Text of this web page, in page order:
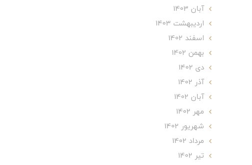
آبان 1403
ارديبهشت 1403
اسفند 1402
بهمن 1402
دی 1402
آذر 1402
آبان 1402
مهر 1402
شهریور 1402
مرداد 1402
تير 1402